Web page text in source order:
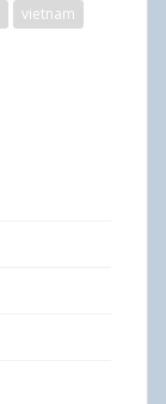
vietnam